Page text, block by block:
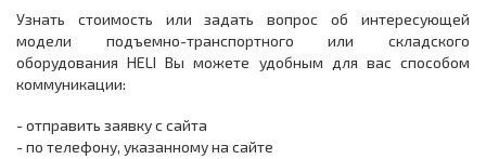
Узнать стоимость или задать вопрос об интересующей
модели подъемно-транспортного или складского
оборудования HELI Вы можете удобным для вас способом
коммуникации:
- отправить заявку с сайта
- по телефону, указанному на сайте